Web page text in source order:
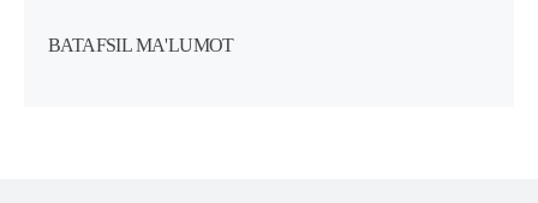
BATAFSIL MA'LUMOT